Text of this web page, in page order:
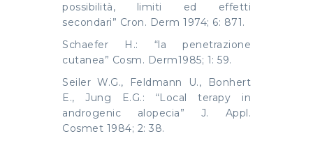
possibilità, limiti ed effetti
secondari” Cron. Derm 1974; 6: 871.
Schaefer H.: “la penetrazione
cutanea” Cosm. Derm1985; 1: 59.
Seiler W.G., Feldmann U., Bonhert
E., Jung E.G.: “Local terapy in
androgenic alopecia” J. Appl.
Cosmet 1984; 2: 38.